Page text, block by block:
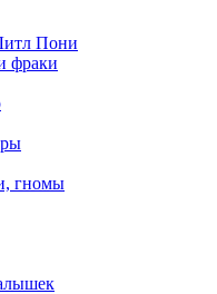
Пони
фраки
гномы